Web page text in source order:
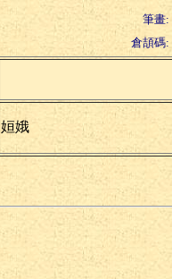
筆畫:
倉頡碼:
姮娥